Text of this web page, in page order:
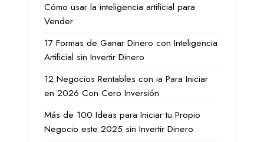
Cómo usar la inteligencia artificial para
Vender
17 Formas de Ganar Dinero con Inteligencia
Artificial sin Invertir Dinero
12 Negocios Rentables con ia Para Iniciar
en 2026 Con Cero Inversión
Más de 100 Ideas para Iniciar tu Propio
Negocio este 2025 sin Invertir Dinero